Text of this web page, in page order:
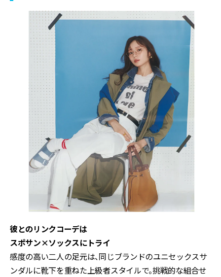
彼とのリンクコーデは
スポサン×ソックスにトライ
感度の高い二人の足元は、同じブランドのユニセックスサ
ンダルに靴下を重ねた上級者スタイルで。挑戦的な組合せ